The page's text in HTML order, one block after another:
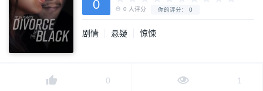
0
剧情 悬疑 惊悚
0 1